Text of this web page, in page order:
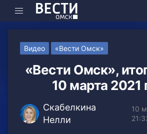
Видео «Вести Омск»
«Вести Омск»,
10 марта 2021
Скабелкина
Нелли
10